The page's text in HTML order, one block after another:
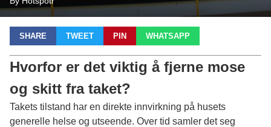
SHARE TWEET PIN WHATSAPP
Hvorfor er det viktig å fjerne mose
og skitt fra taket?
Takets tilstand har en direkte innvirkning på husets
generelle helse og utseende. Over tid samler det seg